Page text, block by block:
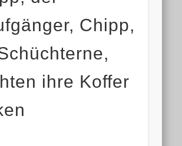
Chipp,
ihre Koffer